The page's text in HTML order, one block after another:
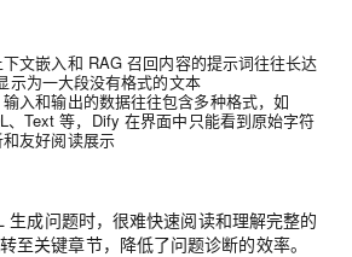
文嵌入和 RAG 召回内容的提示词往往长达
示为一大段没有格式的文本
输入和输出的数据往往包含多种格式，如
、Text 等，Dify 在界面中只能看到原始字符
友好阅读展示
生成问题时，很难快速阅读和理解完整的
至关键章节，降低了问题诊断的效率。